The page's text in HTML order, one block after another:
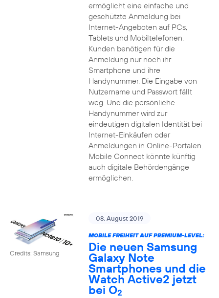
ermöglicht eine einfache und
geschützte Anmeldung bei
Internet-Angeboten auf PCs,
Tablets und Mobiltelefonen.
Kunden benötigen für die
Anmeldung nur noch ihr
Smartphone und ihre
Handynummer. Die Eingabe von
Nutzername und Passwort fällt
weg. Und die persönliche
Handynummer wird zur
eindeutigen digitalen Identität bei
Internet-Einkäufen oder
Anmeldungen in Online-Portalen.
Mobile Connect könnte künftig
auch digitale Behördengänge
ermöglichen.
Credits: Samsung
08. August 2019
MOBILE FREIHEIT AUF PREMIUM-LEVEL:
Die neuen Samsung
Galaxy Note
Smartphones und die
Watch Active2 jetzt
bei O2